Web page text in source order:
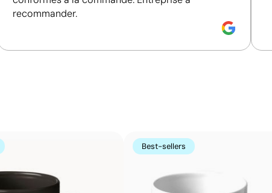
brillante UV:
Impression numérique brillante UV:
très brillant, presque laqué. Elle apporte un aspect
recommander.
Best-sellers